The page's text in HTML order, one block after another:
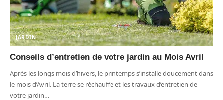
JARDIN
Conseils d’entretien de votre jardin au Mois Avril
Après les longs mois d’hivers, le printemps s’installe doucement dans
le mois d’Avril. La terre se réchauffe et les travaux d’entretien de
votre jardin…